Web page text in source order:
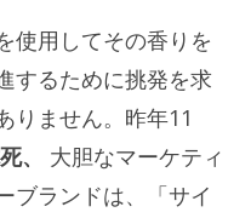
使用してその香りを
するために挑発を求
りません。昨年11
、
大胆なマーケティ
ブランドは、「サイ